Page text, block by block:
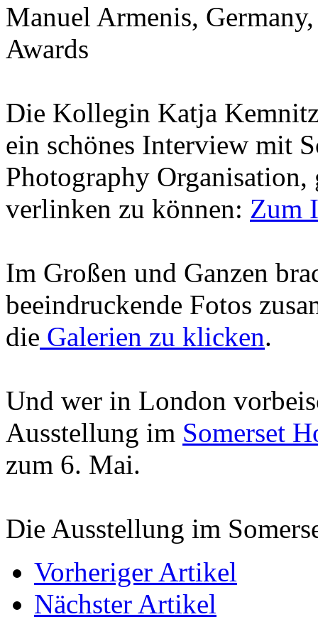
Manuel Armenis,
Awards
Die Kollegin Katja
ein schönes Interview mit
Photography
verlinken zu können: Zum
Im Großen und Ganzen
beeindruckende Fotos
die Galerien zu klicken.
Und wer in London
Ausstellung im Somerset
zum 6. Mai.
Die Ausstellung im
Vorheriger Artikel
Nächster Artikel